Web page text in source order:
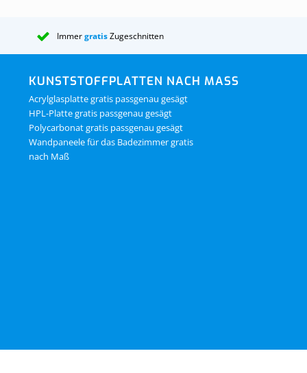
ImmergratisZugeschnitten
KUNSTSTOFFPLATTEN NACH MASS
Acrylglasplatte gratis passgenau gesägt
HPL-Platte gratis passgenau gesägt
Polycarbonat gratis passgenau gesägt
Wandpaneele für das Badezimmer gratis
nach Maß